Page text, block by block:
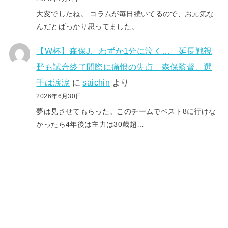
大変でしたね。 コラムが毎日続いてるので、お元気な
んだとばっかり思ってました。…
【W杯】森保J、わずか1分に泣く… 延長戦視
野も試合終了間際に痛恨の失点 森保監督、選
手は涙涙 にsaichin より
2026年6月30日
夢は見させてもらった。このチームでベスト8に行けな
かったら4年後は主力は30歳超…